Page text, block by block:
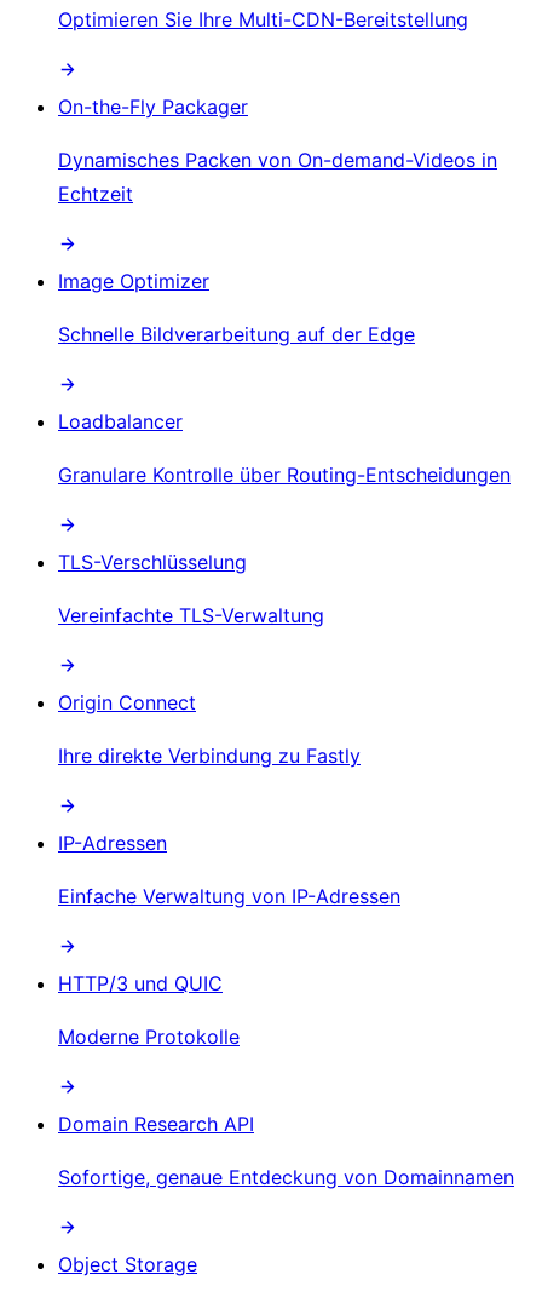
Optimieren Sie Ihre Multi-CDN-Bereitstellung
On-the-Fly Packager
Dynamisches Packen von On-demand-Videos in
Echtzeit
Image Optimizer
Schnelle Bildverarbeitung auf der Edge
Loadbalancer
Granulare Kontrolle über Routing-Entscheidungen
TLS-Verschlüsselung
Vereinfachte TLS-Verwaltung
Origin Connect
Ihre direkte Verbindung zu Fastly
IP-Adressen
Einfache Verwaltung von IP-Adressen
HTTP/3 und QUIC
Moderne Protokolle
Domain Research API
Sofortige, genaue Entdeckung von Domainnamen
Object Storage